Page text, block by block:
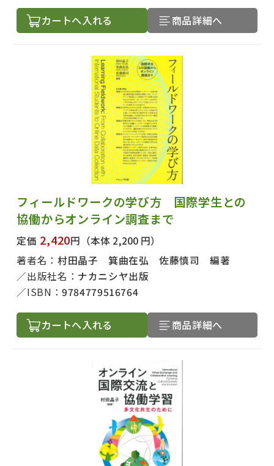
カートへ入れる 商品詳細へ
フィールドワークの学び方 国際学生との
協働からオンライン調査まで
定価 2,420円 （本体 2,200 円）
著者名： 村田晶子 箕曲在弘 佐藤慎司 編著
出版社名： ナカニシヤ出版
ISBN：9784779516764
カートへ入れる 商品詳細へ